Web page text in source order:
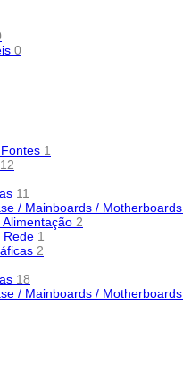
0
1
12
11
/ Mainboards / Motherboards
Alimentação 2
Rede 1
2
18
/ Mainboards / Motherboards